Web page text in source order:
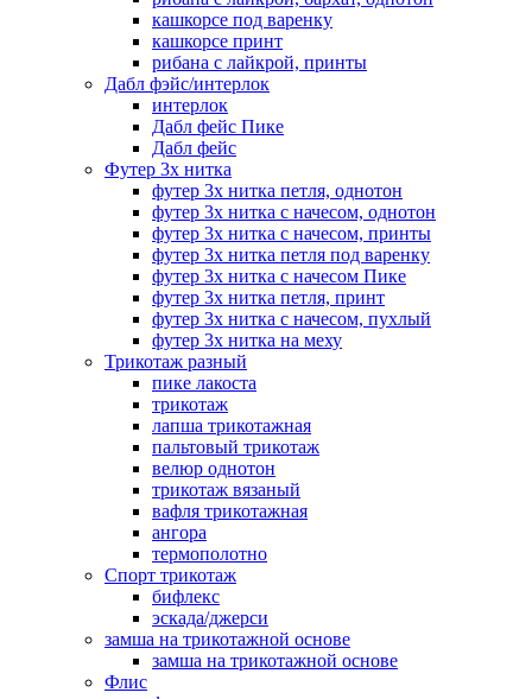
кашкорсе под варенку
кашкорсе принт
рибана с лайкрой, принты
Дабл фэйс/интерлок
интерлок
Дабл фейс Пике
Дабл фейс
Футер 3х нитка
футер 3х нитка петля, однотон
футер 3х нитка с начесом, однотон
футер 3х нитка с начесом, принты
футер 3х нитка петля под варенку
футер 3х нитка с начесом Пике
футер 3х нитка петля, принт
футер 3х нитка с начесом, пухлый
футер 3х нитка на меху
Трикотаж разный
пике лакоста
трикотаж
лапша трикотажная
пальтовый трикотаж
велюр однотон
трикотаж вязаный
вафля трикотажная
ангора
термополотно
Спорт трикотаж
бифлекс
эскада/джерси
замша на трикотажной основе
замша на трикотажной основе
Флис